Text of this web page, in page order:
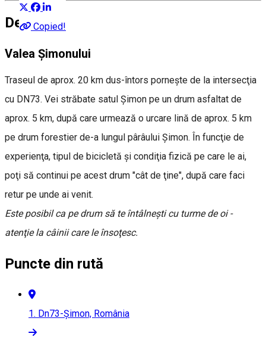
Copied!
Despre
Valea Şimonului
Traseul de aprox. 20 km dus-întors porneşte de la intersecţia
cu DN73. Vei străbate satul Şimon pe un drum asfaltat de
aprox. 5 km, după care urmează o urcare lină de aprox. 5 km
pe drum forestier de-a lungul pârâului Şimon. În funcţie de
experienţa, tipul de bicicletă şi condiţia fizică pe care le ai,
poţi să continui pe acest drum "cât de ţine", după care faci
retur pe unde ai venit.
Este posibil ca pe drum să te întâlneşti cu turme de oi -
atenţie la câinii care le însoţesc.
Puncte din rută
1. Dn73-Șimon, România